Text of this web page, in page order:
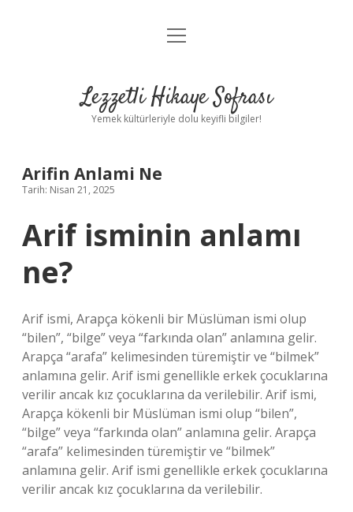
Anasayfa
Yasal Uyarı
menüyü
Lezzetli Hikaye Sofrası
Yemek kültürleriyle dolu keyifli bilgiler!
Arifin Anlami Ne
Tarih: Nisan 21, 2025
Arif isminin anlamı
ne?
Arif ismi, Arapça kökenli bir Müslüman ismi olup
“bilen”, “bilge” veya “farkında olan” anlamına gelir.
Arapça “arafa” kelimesinden türemiştir ve “bilmek”
anlamına gelir. Arif ismi genellikle erkek çocuklarına
verilir ancak kız çocuklarına da verilebilir. Arif ismi,
Arapça kökenli bir Müslüman ismi olup “bilen”,
“bilge” veya “farkında olan” anlamına gelir. Arapça
“arafa” kelimesinden türemiştir ve “bilmek”
anlamına gelir. Arif ismi genellikle erkek çocuklarına
verilir ancak kız çocuklarına da verilebilir.